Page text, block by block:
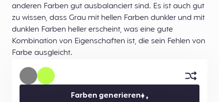
anderen Farben gut ausbalanciert sind. Es ist auch gut
zu wissen, dass Grau mit hellen Farben dunkler und mit
dunklen Farben heller erscheint, was eine gute
Kombination von Eigenschaften ist, die sein Fehlen von
Farbe ausgleicht.
Farben generieren